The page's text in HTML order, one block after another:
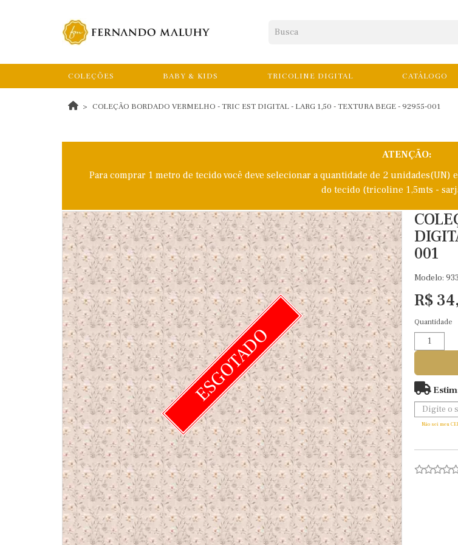
COLEÇÕES BABY & KIDS TRICOLINE DIGITAL CATÁLOGO
COLEÇÃO BORDADO VERMELHO - TRIC EST DIGITAL - LARG 1,50 - TEXTURA BEGE - 92955-001
ATENÇÃO:
Para comprar 1 metro de tecido você deve selecionar a quantidade de 2
do tecido (tricoline 1,5mts -
ESGOTADO
001
Modelo:
R$
Quantidade
Não sei meu